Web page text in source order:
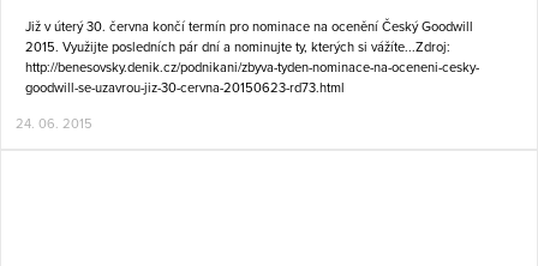
Již v úterý 30. června končí termín pro nominace na ocenění Český Goodwill
2015. Využijte posledních pár dní a nominujte ty, kterých si vážíte...Zdroj:
http://benesovsky.denik.cz/podnikani/zbyva-tyden-nominace-na-oceneni-cesky-
goodwill-se-uzavrou-jiz-30-cervna-20150623-rd73.html
24. 06. 2015